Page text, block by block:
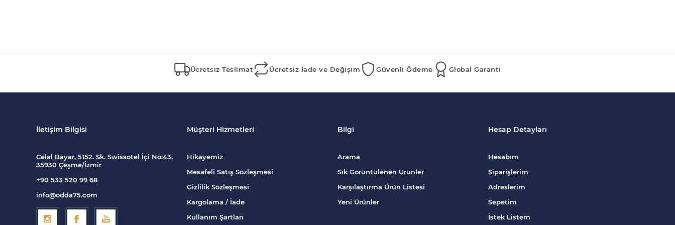
Ücretsiz Teslimat Ücretsiz İade ve Değişim Güvenli Ödeme Global Garanti
İletişim Bilgisi
Celal Bayar, 5152. Sk. Swissotel İçi No:43,
35930 Çeşme/İzmir
+90 533 520 99 68
info@odda75.com
Müşteri Hizmetleri
Hikayemiz
Mesafeli Satış Sözleşmesi
Gizlilik Sözleşmesi
Kargolama / İade
Kullanım Şartları
Bilgi
Arama
Sık Görüntülenen Ürünler
Karşılaştırma Ürün Listesi
Yeni Ürünler
Hesap Detayları
Hesabım
Siparişlerim
Adreslerim
Sepetim
İstek Listem